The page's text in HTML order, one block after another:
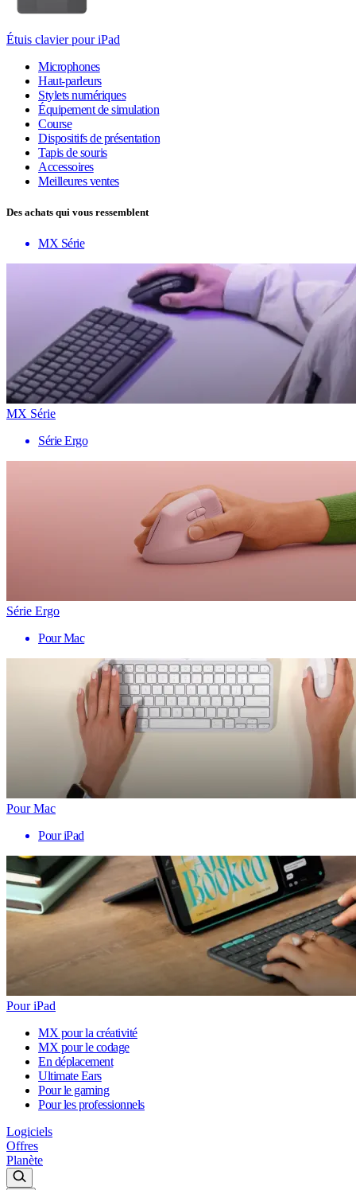
Étuis clavier pour iPad
Microphones
Haut-parleurs
Stylets numériques
Équipement de simulation
Course
Dispositifs de présentation
Tapis de souris
Accessoires
Meilleures ventes
Des achats qui vous ressemblent
MX Série
MX Série
Série Ergo
Série Ergo
Pour Mac
Pour Mac
Pour iPad
Pour iPad
MX pour la créativité
MX pour le codage
En déplacement
Ultimate Ears
Pour le gaming
Pour les professionnels
Logiciels
Offres
Planète